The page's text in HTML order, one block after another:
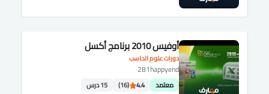
دورات علوم الحاسب
أوفيس 2010 برنامج أكسل
281happyend
معتمد 4.4
(16) 15 درس